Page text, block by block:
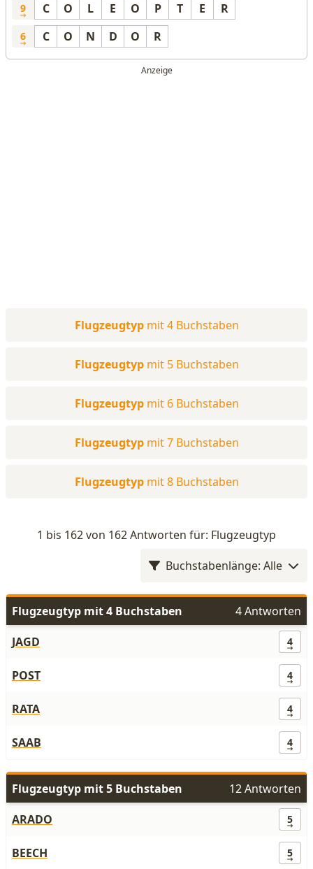
9 C O L E O P T E R
6 C O N D O R
Flugzeugtyp mit 4 Buchstaben
Flugzeugtyp mit 5 Buchstaben
Flugzeugtyp mit 6 Buchstaben
Flugzeugtyp mit 7 Buchstaben
Flugzeugtyp mit 8 Buchstaben
1 bis 162 von 162 Antworten für: Flugzeugtyp
Buchstabenlänge: Alle
Flugzeugtyp mit 4 Buchstaben
4 Antworten
JAGD
4
POST 4
RATA 4
SAAB 4
Flugzeugtyp mit 5 Buchstaben
12 Antworten
ARADO
5
BEECH 5